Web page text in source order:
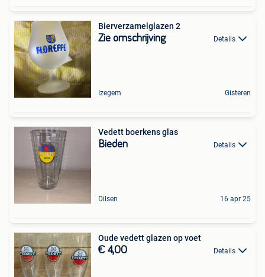
Bierverzamelglazen 2
Zie omschrijving Details
Izegem Gisteren
Vedett boerkens glas
Bieden Details
Dilsen 16 apr 25
Oude vedett glazen op voet
€ 4,00 Details